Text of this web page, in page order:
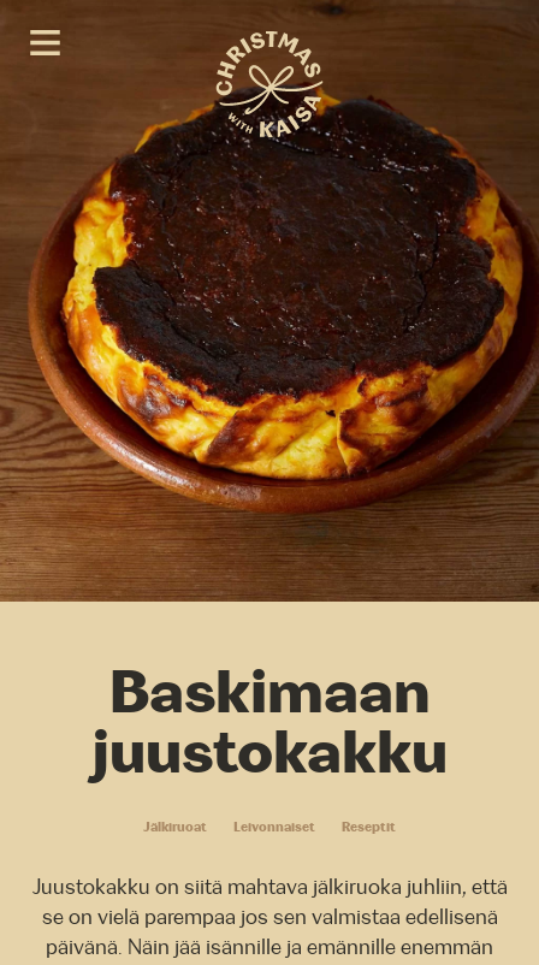
Baskimaan
juustokakku
Jälkiruoat Leivonnaiset Reseptit
Juustokakku on siitä mahtava jälkiruoka juhliin, että
se on vielä parempaa jos sen valmistaa edellisenä
päivänä. Näin jää isännille ja emännille enemmän